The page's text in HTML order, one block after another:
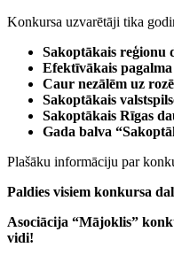
Konkursa uzvarētāji tika
Sakoptākais reģionu
Efektīvākais
Caur nezālēm uz
Sakoptākais
Sakoptākais Rīgas
Gada balva
Plašāku informāciju par
Paldies visiem konkursa
Asociācija “Mājoklis”
vidi!